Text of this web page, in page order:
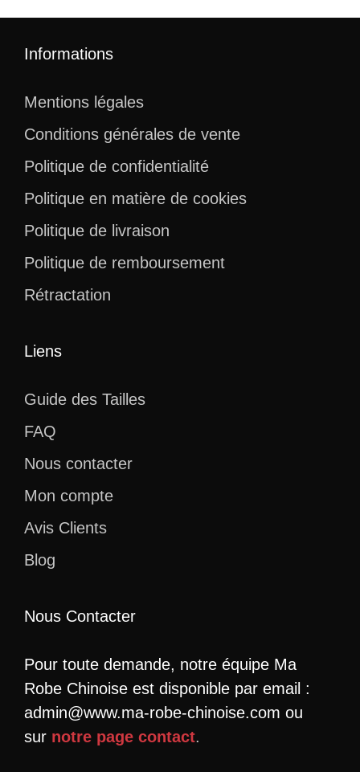
Informations
Mentions légales
Conditions générales de vente
Politique de confidentialité
Politique en matière de cookies
Politique de livraison
Politique de remboursement
Rétractation
Liens
Guide des Tailles
FAQ
Nous contacter
Mon compte
Avis Clients
Blog
Nous Contacter
Pour toute demande, notre équipe Ma
Robe Chinoise est disponible par email :
admin@www.ma-robe-chinoise.com ou
sur notre page contact.